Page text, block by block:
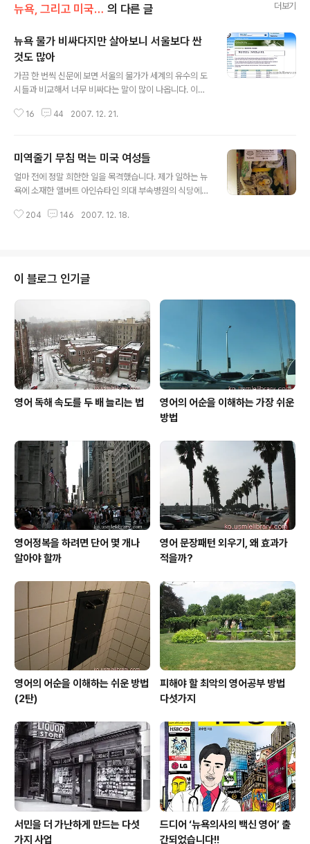
뉴욕, 그리고 미국 생활 이야기 의 다른 글 더보기
뉴욕 물가 비싸다지만 살아보니 서울보다 싼
것도 많아
가끔 한 번씩 신문에 보면 서울의 물가가 세계의 유수의 도
시들과 비교해서 너무 비싸다는 말이 많이 나옵니다. 이런
은 햄버거 가격이나 스타벅스 커피 가격 등을 지표로 제시
특히나 미국에 살지만 수입된 값비싼 한국음식을 먹으면서
사는 대부분의 한국인의 경우에 일반적인 미국인보다 훨씬
많은 식품비를 지출할 수 밖에 없습니다. 그래서 만약 한국
할까하고 궁금해지면 결국은 와서 살아보는 것 이외에는
16 44 2007. 12. 21.
미역줄기 무침 먹는 미국 여성들
얼마 전에 정말 희한한 일을 목격했습니다. 제가 일하는 뉴
욕에 소재한 앨버트 아인슈타인 의대 부속병원의 식당에서
있더군요. 별의별 한국음식을 먹는 외국인을 보았지만 마
궁금하기도 했고요. 그 후로도 특히 젊은 여성이 미역줄기
무침을 먹는 광경을 몇 번 더 보았습니다. 용기를 내어서 도
대체 어떻게 그런 음식을 알게 되었으며 어디서 구했고 맛
은 어떻게 생각하는지 묻고 싶었지만 참았습니다. 우린 병
원식당에 보면 스시 바가 있어서 간단한 스시와 롤을 즉석
에서 만들어서 팝니다. 그나마 한국음식에..
204 146 2007. 12. 18.
이 블로그 인기글
영어 독해 속도를 두 배 늘리는 법
영어의 어순을 이해하는 가장 쉬운
방법
영어정복을 하려면 단어 몇 개나
알아야 할까
영어 문장패턴 외우기, 왜 효과가
적을까?
영어의 어순을 이해하는 쉬운 방법
(2탄)
피해야 할 최악의 영어공부 방법
다섯가지
서민을 더 가난하게 만드는 다섯
가지 사업
드디어 ‘뉴욕의사의 백신 영어’ 출
간되었습니다!!